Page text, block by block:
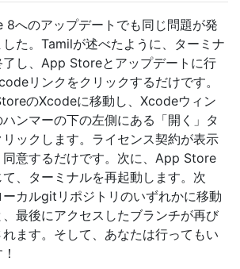
8へのアップデートでも同じ問題が発
た。Tamilが述べたように、ターミナ
了し、App Storeとアップデートに行
リンクをクリックするだけです。
のXcodeに移動し、Xcodeウィン
ハンマーの下の左側にある「開く」タ
リックします。ライセンス契約が表示
同意するだけです。次に、App Store
て、ターミナルを再起動します。次
ーカルgitリポジトリのいずれかに移動
最後にアクセスしたブランチが再び
ます。そして、あなたは行ってもい